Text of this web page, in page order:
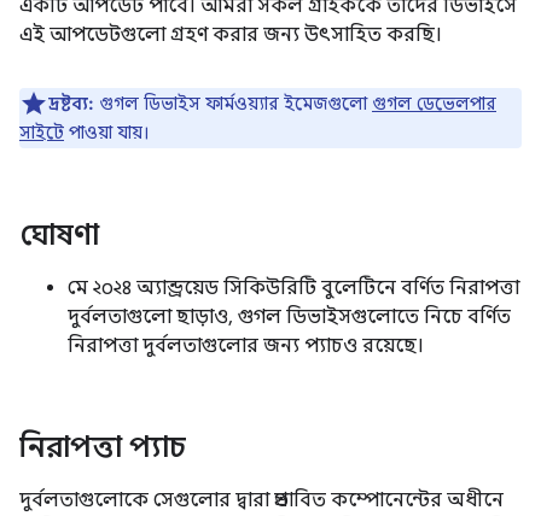
একটি আপডেট পাবে। আমরা সকল গ্রাহককে তাদের ডিভাইসে
এই আপডেটগুলো গ্রহণ করার জন্য উৎসাহিত করছি।
দ্রষ্টব্য: গুগল ডিভাইস ফার্মওয়্যার ইমেজগুলো গুগল ডেভেলপার
সাইটে পাওয়া যায়।
ঘোষণা
মে ২০২৪ অ্যান্ড্রয়েড সিকিউরিটি বুলেটিনে বর্ণিত নিরাপত্তা
দুর্বলতাগুলো ছাড়াও, গুগল ডিভাইসগুলোতে নিচে বর্ণিত
নিরাপত্তা দুর্বলতাগুলোর জন্য প্যাচও রয়েছে।
নিরাপত্তা প্যাচ
দুর্বলতাগুলোকে সেগুলোর দ্বারা প্রভাবিত কম্পোনেন্টের অধীনে